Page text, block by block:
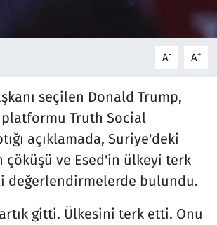
A- A+
seçilen Donald Trump,
Truth Social
açıklamada, Suriye'deki
çöküşü ve Esed'in ülkeyi terk
değerlendirmelerde bulundu.
gitti. Ülkesini terk etti. Onu
Bilim